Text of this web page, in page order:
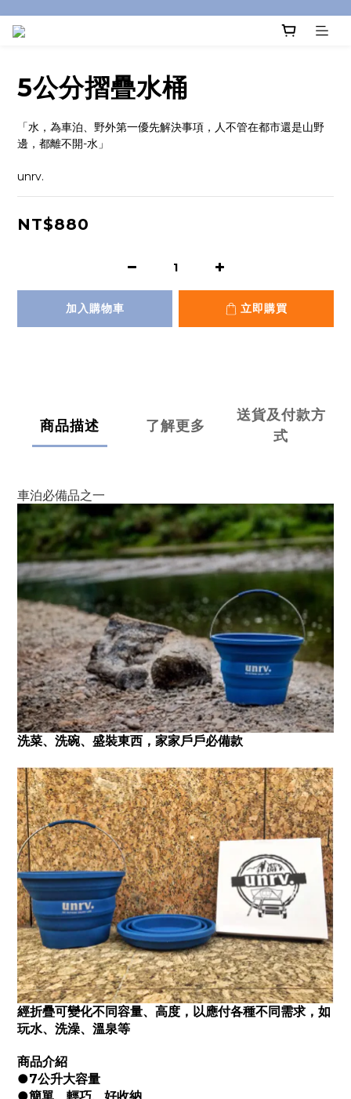
5公分摺疊水桶
「水，為車泊、野外第一優先解決事項，人不管在都市還是山野
邊，都離不開-水」
unrv.
NT$880
加入購物車 立即購買
商品描述 了解更多
送貨及付款方
式
車泊必備品之一
洗菜、洗碗、盛裝東西，家家戶戶必備款
經折疊可變化不同容量、高度，以應付各種不同需求，如
玩水、洗澡、溫泉等
商品介紹
●7公升大容量